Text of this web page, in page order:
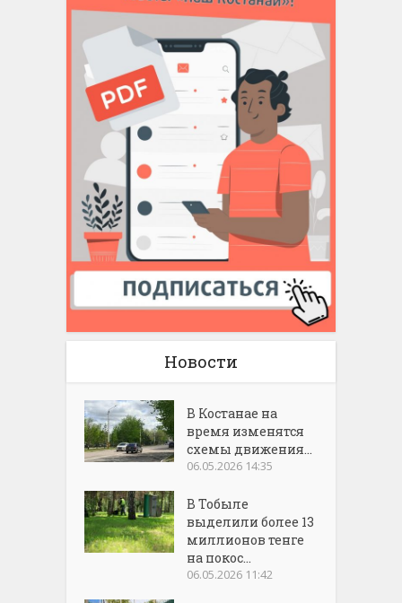
Новости
В Костанае на
время изменятся
схемы движения...
06.05.2026 14:35
В Тобыле
выделили более 13
миллионов тенге
на покос...
06.05.2026 11:42